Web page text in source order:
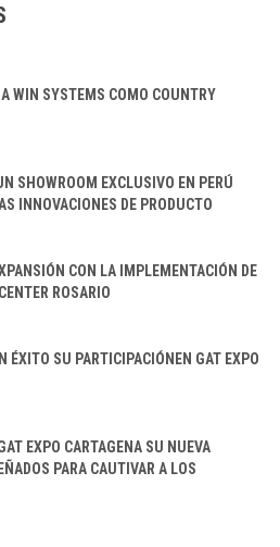
WIN SYSTEMS COMO COUNTRY
SHOWROOM EXCLUSIVO EN PERÚ
INNOVACIONES DE PRODUCTO
CON LA IMPLEMENTACIÓN DE
ROSARIO
ÉXITO SU PARTICIPACIÓNEN GAT EXPO
EXPO CARTAGENA SU NUEVA
PARA CAUTIVAR A LOS